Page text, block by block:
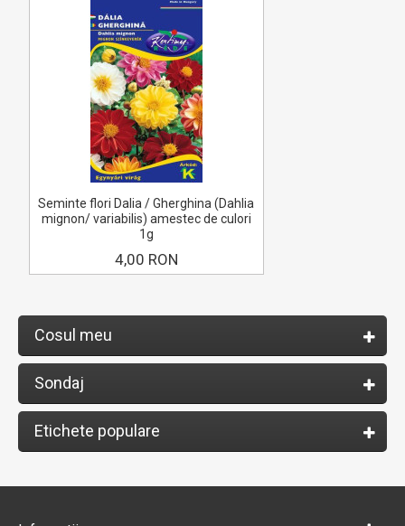
Seminte flori Dalia / Gherghina (Dahlia
mignon/ variabilis) amestec de culori
1g
4,00 RON
Cosul meu
Sondaj
Etichete populare